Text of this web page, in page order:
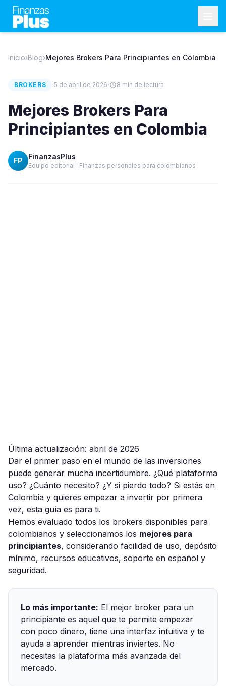
Inicio›Blog›Mejores Brokers Para Principiantes en Colombia
BROKERS ·5 de abril de 2026· 8 min de lectura
Mejores Brokers Para
Principiantes en Colombia
FP FinanzasPlus
Equipo editorial · Finanzas personales para colombianos
Última actualización: abril de 2026
Dar el primer paso en el mundo de las inversiones
puede generar mucha incertidumbre. ¿Qué plataforma
uso? ¿Cuánto necesito? ¿Y si pierdo todo? Si estás en
Colombia y quieres empezar a invertir por primera
vez, esta guía es para ti.
Hemos evaluado todos los brokers disponibles para
colombianos y seleccionamos los mejores para
principiantes, considerando facilidad de uso, depósito
mínimo, recursos educativos, soporte en español y
seguridad.
Lo más importante: El mejor broker para un
principiante es aquel que te permite empezar
con poco dinero, tiene una interfaz intuitiva y te
ayuda a aprender mientras inviertes. No
necesitas la plataforma más avanzada del
mercado.